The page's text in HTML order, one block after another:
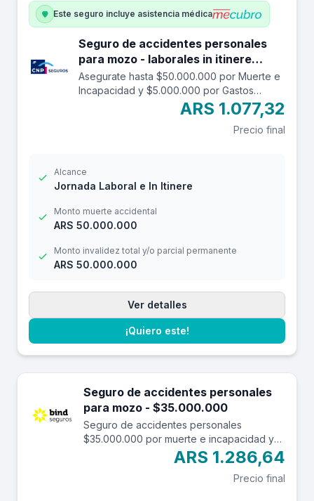
Este seguro incluye asistencia médica
Seguro de accidentes personales
para mozo - laborales in itinere
hasta 50.000.000.
Asegurate hasta $50.000.000 por Muerte e
Incapacidad y $5.000.000 por Gastos
Médicos contra accidentes mientras estás
trabajando y en el trayecto in itinere. Las
edades aceptadas son desde los 14 a los
ARS 1.077,32
Precio final
Alcance
Jornada Laboral e In Itinere
Monto muerte accidental
ARS 50.000.000
Monto invalidez total y/o parcial permanente
ARS 50.000.000
Ver detalles
¡Quiero este!
Seguro de accidentes personales
para mozo - $35.000.000
Seguro de accidentes personales
$35.000.000 por muerte e incapacidad y
$3.500.000 por reembolso de gastos
médicos con una franquicia de $3.000.-
ARS 1.286,64
Precio final